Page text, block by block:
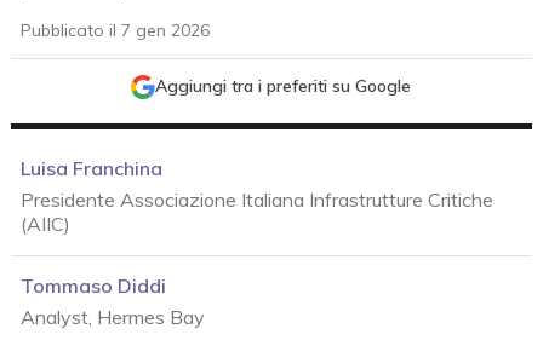
Pubblicato il 7 gen 2026
Aggiungi tra i preferiti su Google
Luisa Franchina
Presidente Associazione Italiana Infrastrutture Critiche
(AIIC)
Tommaso Diddi
Analyst, Hermes Bay